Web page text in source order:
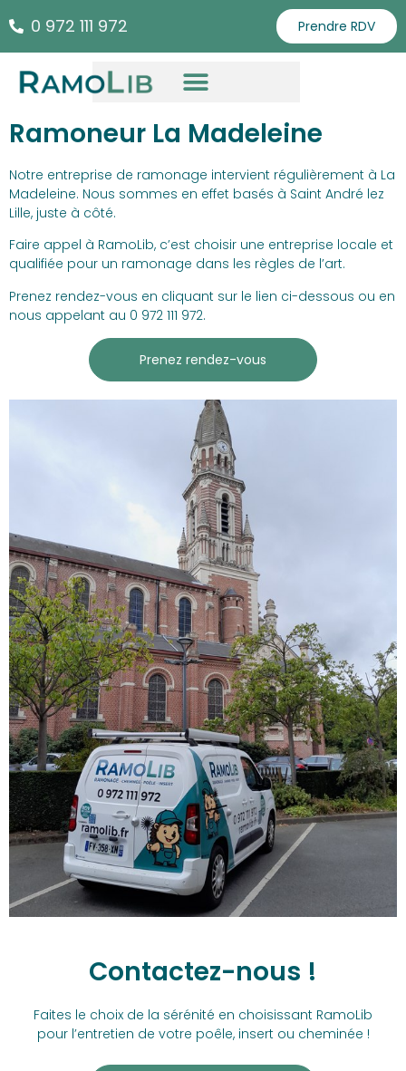
0 972 111 972 Prendre RDV
Ramoneur La Madeleine
Notre entreprise de ramonage intervient régulièrement à La
Madeleine. Nous sommes en effet basés à Saint André lez
Lille, juste à côté.
Faire appel à RamoLib, c’est choisir une entreprise locale et
qualifiée pour un ramonage dans les règles de l’art.
Prenez rendez-vous en cliquant sur le lien ci-dessous ou en
nous appelant au 0 972 111 972.
Prenez rendez-vous
Contactez-nous !
Faites le choix de la sérénité en choisissant RamoLib
pour l’entretien de votre poêle, insert ou cheminée !